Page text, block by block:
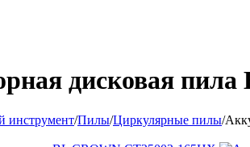
дисковая
инструмент/Пилы/Циркулярные пилы/